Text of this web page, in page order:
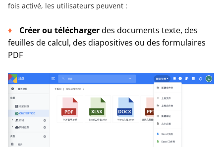
fois activé, les utilisateurs peuvent :
Créer ou téléchargerdes documents texte, des
feuilles de calcul, des diapositives ou des formulaires
PDF